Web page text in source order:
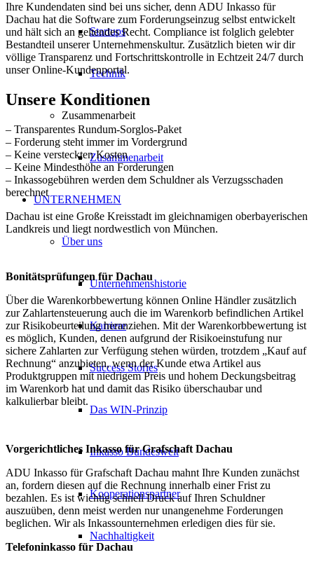
Startups
Technik
Zusammenarbeit
Zusammenarbeit
UNTERNEHMEN
Über uns
Unternehmenshistorie
Karriere
Success Stories
Das WIN-Prinzip
Inkasso Bundesweit
Kooperationspartner
Nachhaltigkeit
Ihre Kundendaten sind bei uns sicher, denn ADU Inkasso für
Dachau hat die Software zum Forderungseinzug selbst entwickelt
und hält sich an geltendes Recht. Compliance ist folglich gelebter
Bestandteil unserer Unternehmenskultur. Zusätzlich bieten wir dir
völlige Transparenz und Fortschrittskontrolle in Echtzeit 24/7 durch
unser Online-Kundenportal.
Unsere Konditionen
– Transparentes Rundum-Sorglos-Paket
– Forderung steht immer im Vordergrund
– Keine versteckten Kosten
– Keine Mindesthöhe an Forderungen
– Inkassogebühren werden dem Schuldner als Verzugsschaden
berechnet
Dachau ist eine Große Kreisstadt im gleichnamigen oberbayerischen
Landkreis und liegt nordwestlich von München.
Bonitätsprüfungen für Dachau
Über die Warenkorbbewertung können Online Händler zusätzlich
zur Zahlartensteuerung auch die im Warenkorb befindlichen Artikel
zur Risikobeurteilung heranziehen. Mit der Warenkorbbewertung ist
es möglich, Kunden, denen aufgrund der Risikoeinstufung nur
sichere Zahlarten zur Verfügung stehen würden, trotzdem „Kauf auf
Rechnung“ anzubieten, wenn der Kunde etwa Artikel aus
Produktgruppen mit niedrigem Preis und hohem Deckungsbeitrag
im Warenkorb hat und damit das Risiko überschaubar und
kalkulierbar bleibt.
Vorgerichtliches Inkasso für Grafschaft Dachau
ADU Inkasso für Grafschaft Dachau mahnt Ihre Kunden zunächst
an, fordern diesen auf die Rechnung innerhalb einer Frist zu
bezahlen. Es ist wichtig schnell Druck auf Ihren Schuldner
auszuüben, denn meist werden nur unangenehme Forderungen
beglichen. Wir als Inkassounternehmen erledigen dies für sie.
Telefoninkasso für Dachau